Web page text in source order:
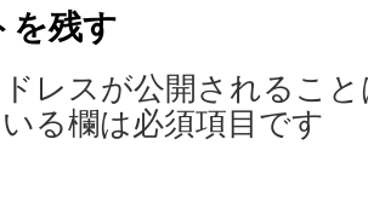
を残す
レスが公開されるこ
る欄は必須項目です